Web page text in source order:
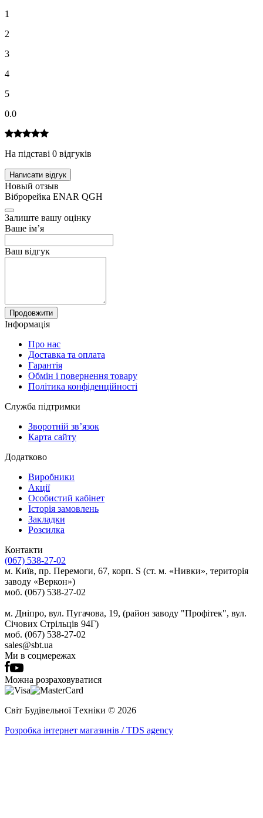
1
2
3
4
5
0.0
На підставі 0 відгуків
Написати відгук
Новый отзыв
Віброрейка ENAR QGH
Залиште вашу оцінку
Ваше ім’я
Ваш відгук
Продовжити
Інформація
Про нас
Доставка та оплата
Гарантія
Обмін і повернення товару
Політика конфіденційності
Служба підтримки
Зворотній зв’язок
Карта сайту
Додатково
Виробники
Акції
Особистий кабінет
Історія замовлень
Закладки
Розсилка
Контакти
(067) 538-27-02
м. Київ, пр. Перемоги, 67, корп. S (ст. м. «Нивки», територія
заводу «Веркон»)
моб. (067) 538-27-02
м. Дніпро, вул. Пугачова, 19, (район заводу "Профітек", вул.
Січових Стрільців 94Г)
моб. (067) 538-27-02
sales@sbt.ua
Ми в соцмережах
Можна розраховуватися
Світ Будівельної Tехніки © 2026
Розробка інтернет магазинів / TDS agency